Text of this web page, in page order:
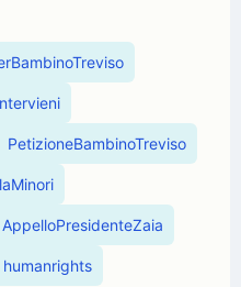
PetizioneBambinoTreviso
AppelloPresidenteZaia
humanrights